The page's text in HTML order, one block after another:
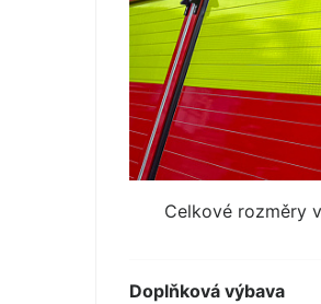
Celkové rozměry
Doplňková výbava